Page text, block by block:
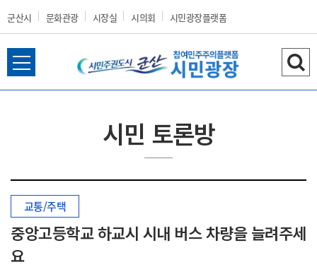
군산시 문화관광 시장실 시의회 시민광장플랫폼
군
시
전
체
검
색
시민 토론방
교통/주택
중앙고등학교 하교시 시내 버스 차량을 늘려주세
요